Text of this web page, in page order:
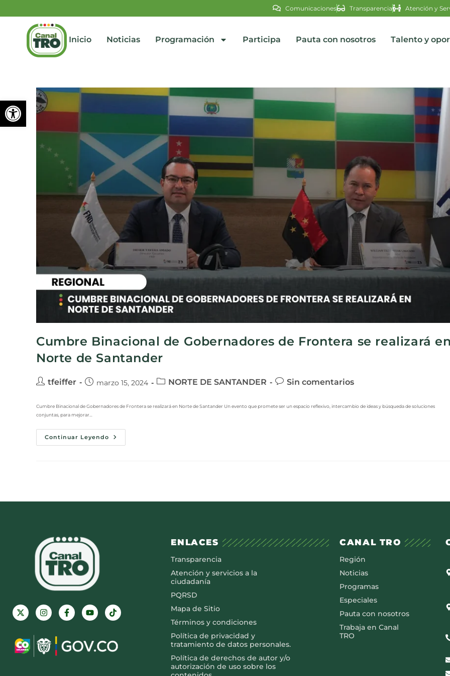
Abrir barra de herramientas
Comunicaciones Transparencia Atención y
Inicio Noticias Programación Participa Pauta con nosotros Talento y
Cumbre Binacional de Gobernadores de Frontera se realizará
Norte de Santander
tfeiffer marzo 15, 2024 NORTE DE SANTANDER Sin comentarios
Cumbre Binacional de Gobernadores de Frontera se realizará en Norte de Santander Un evento que promete ser un espacio reflexivo, intercambio de ideas y búsqueda de soluciones
conjuntas, para mejorar…
Continuar Leyendo
ENLACES
Transparencia
Atención y servicios a la
ciudadanía
PQRSD
Mapa de Sitio
Términos y condiciones
Política de privacidad y
tratamiento de datos personales.
Política de derechos de autor y/o
autorización de uso sobre los
CANAL TRO
Región
Noticias
Programas
Especiales
Pauta con nosotros
Trabaja en Canal
TRO